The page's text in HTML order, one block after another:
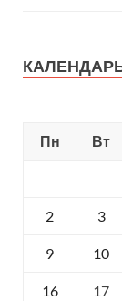
Пн
Вт
2 3
9 10
16 17